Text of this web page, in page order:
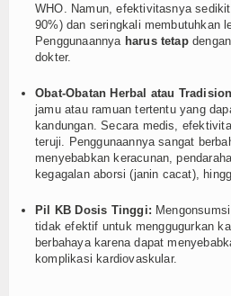
WHO. Namun, efektivitasnya
90%) dan seringkali membutuhkan
Penggunaannya harus tetap
dokter.
Obat-Obatan Herbal atau
jamu atau ramuan tertentu yang
kandungan. Secara medis,
teruji. Penggunaannya sangat
menyebabkan keracunan,
kegagalan aborsi (janin cacat),
Pil KB Dosis Tinggi:
tidak efektif untuk menggugurkan
berbahaya karena dapat
komplikasi kardiovaskular.